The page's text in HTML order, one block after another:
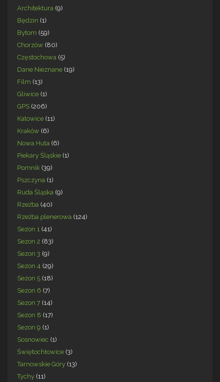
Architektura (9)
Będzin (1)
Bytom (59)
Chorzów (80)
Częstochowa (5)
Dane Nieznane (19)
Film (13)
Gliwice (1)
GPS (206)
Katowice (11)
Kraków (6)
Nowa Huta (6)
Piekary Śląskie (1)
Pomnik (39)
Pszczyna (1)
Ruda Śląska (9)
Rzeźba (40)
Rzeźba plenerowa (124)
Sezon 1 (41)
Sezon 2 (83)
Sezon 3 (9)
Sezon 4 (29)
Sezon 5 (18)
Sezon 6 (7)
Sezon 7 (14)
Sezon 8 (17)
Sezon 9 (1)
Sosnowiec (1)
Świętochłowice (3)
Tarnowskie Góry (13)
Tychy (11)